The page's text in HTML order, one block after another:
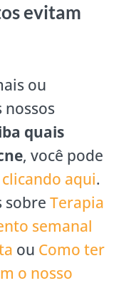
evitam
ou
nossos
quais
, você pode
clicando aqui.
sobre Terapia
semanal
ou Como ter
o nosso